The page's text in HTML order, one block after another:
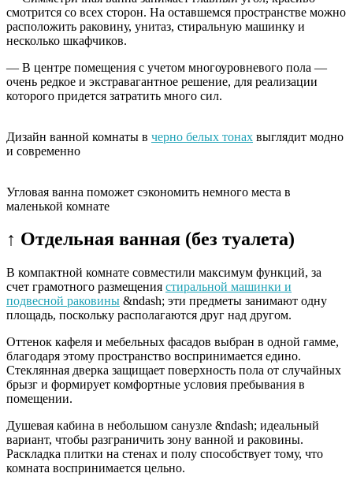
смотрится со всех сторон. На оставшемся пространстве можно
расположить раковину, унитаз, стиральную машинку и
несколько шкафчиков.
— В центре помещения с учетом многоуровневого пола —
очень редкое и экстравагантное решение, для реализации
которого придется затратить много сил.
Дизайн ванной комнаты в черно белых тонах выглядит модно
и современно
Угловая ванна поможет сэкономить немного места в
маленькой комнате
↑ Отдельная ванная (без туалета)
В компактной комнате совместили максимум функций, за
счет грамотного размещения стиральной машинки и
подвесной раковины &ndash; эти предметы занимают одну
площадь, поскольку располагаются друг над другом.
Оттенок кафеля и мебельных фасадов выбран в одной гамме,
благодаря этому пространство воспринимается едино.
Стеклянная дверка защищает поверхность пола от случайных
брызг и формирует комфортные условия пребывания в
помещении.
Душевая кабина в небольшом санузле &ndash; идеальный
вариант, чтобы разграничить зону ванной и раковины.
Раскладка плитки на стенах и полу способствует тому, что
комната воспринимается цельно.